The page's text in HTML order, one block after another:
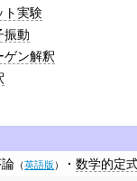
ト実験
振動
ゲン解釈
（英語版）
数学的定